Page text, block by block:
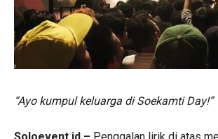
“Ayo kumpul keluarga di Soekamti Day!”
Soloevent.id – Penggalan lirik di atas